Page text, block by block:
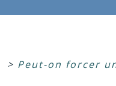
> Peut-on forcer